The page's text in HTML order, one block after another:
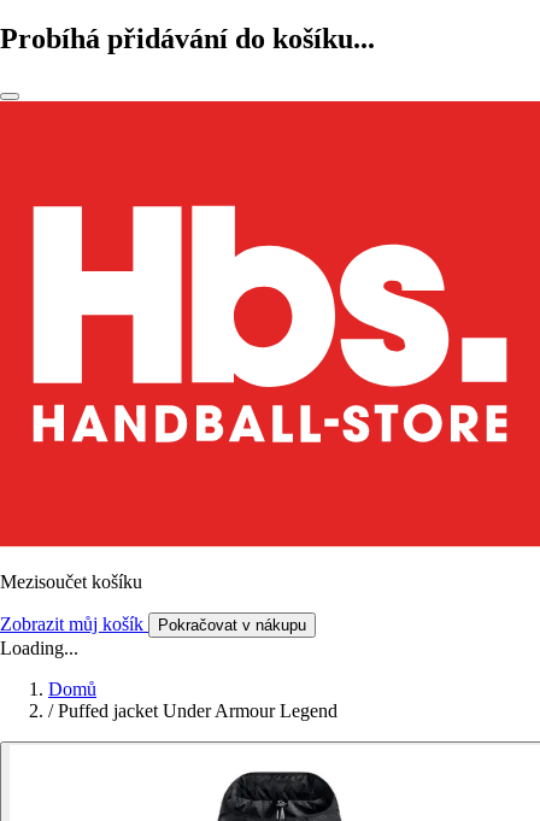
Probíhá přidávání do košíku...
Mezisoučet košíku
Zobrazit můj košík Pokračovat v nákupu
Loading...
Domů
/ Puffed jacket Under Armour Legend